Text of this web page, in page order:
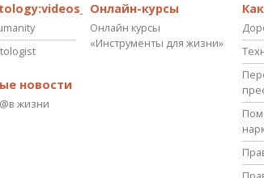
новости
жизни
Онлайн-курсы
Онлайн курсы
«Инструменты для жизни»